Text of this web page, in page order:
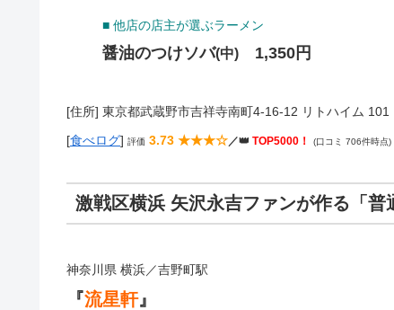
■ 他店の店主が選ぶラーメン
醤油のつけソバ(中) 1,350円
[住所] 東京都武蔵野市吉祥寺南町4-16-12 リトハイム 101
[食べログ] 評価 3.73 ★★★☆／👑 TOP5000！ (口コミ 706件時点)
激戦区横浜 矢沢永吉ファンが作る「普
神奈川県 横浜／吉野町駅
『流星軒』